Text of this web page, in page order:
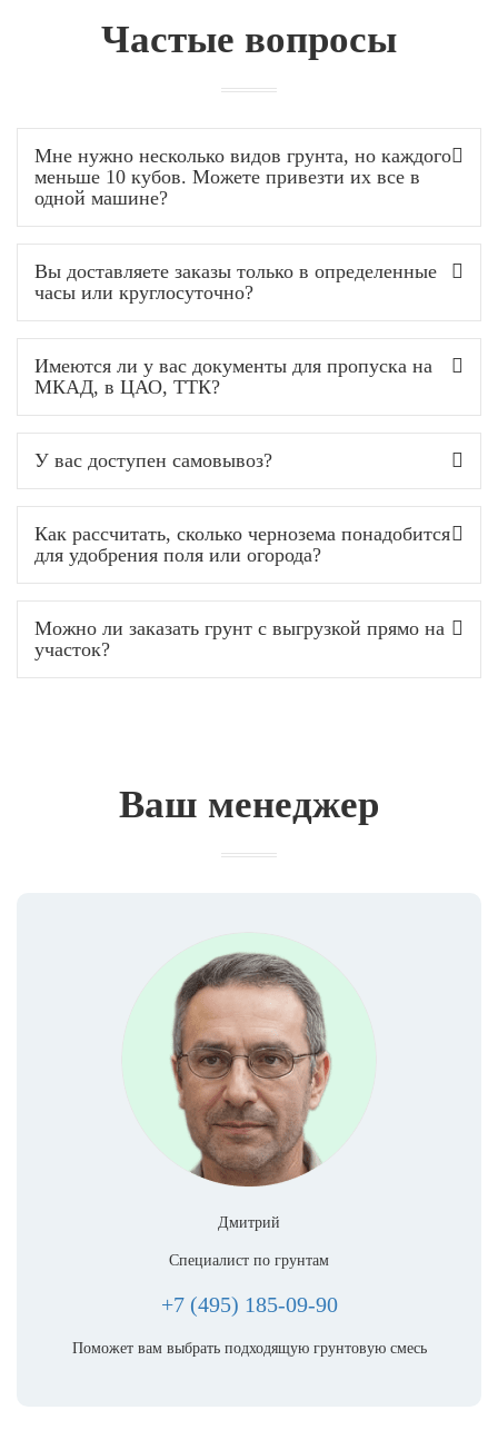
Частые вопросы
Мне нужно несколько видов грунта, но каждого
меньше 10 кубов. Можете привезти их все в
одной машине?
Вы доставляете заказы только в определенные
часы или круглосуточно?
Имеются ли у вас документы для пропуска на
МКАД, в ЦАО, ТТК?
У вас доступен самовывоз?
Как рассчитать, сколько чернозема понадобится
для удобрения поля или огорода?
Можно ли заказать грунт с выгрузкой прямо на
участок?
Ваш менеджер
Дмитрий
Специалист по грунтам
+7 (495) 185-09-90
Поможет вам выбрать подходящую грунтовую смесь